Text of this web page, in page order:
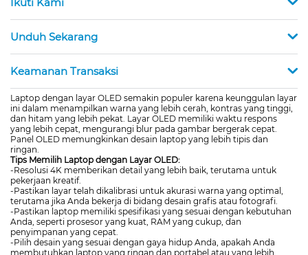
Unduh Sekarang
Keamanan Transaksi
Laptop dengan layar OLED semakin populer karena keunggulan layar
ini dalam menampilkan warna yang lebih cerah, kontras yang tinggi,
dan hitam yang lebih pekat. Layar OLED memiliki waktu respons
yang lebih cepat, mengurangi blur pada gambar bergerak cepat.
Panel OLED memungkinkan desain laptop yang lebih tipis dan
ringan.
Tips Memilih Laptop dengan Layar OLED:
-Resolusi 4K memberikan detail yang lebih baik, terutama untuk
pekerjaan kreatif.
-Pastikan layar telah dikalibrasi untuk akurasi warna yang optimal,
terutama jika Anda bekerja di bidang desain grafis atau fotografi.
-Pastikan laptop memiliki spesifikasi yang sesuai dengan kebutuhan
Anda, seperti prosesor yang kuat, RAM yang cukup, dan
penyimpanan yang cepat.
-Pilih desain yang sesuai dengan gaya hidup Anda, apakah Anda
membutuhkan laptop yang ringan dan portabel atau yang lebih